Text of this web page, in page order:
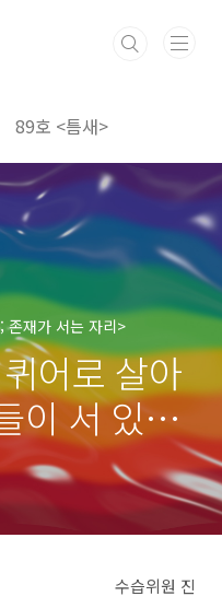
89호 <틈새>
존재가 서는 자리>
어로 살아
이 서 있는
수습위원 진